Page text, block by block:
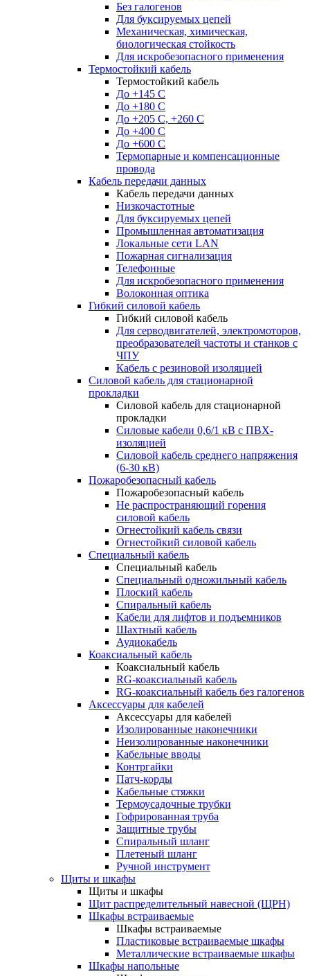
Без галогенов
Для буксируемых цепей
Механическая, химическая,
биологическая стойкость
Для искробезопасного применения
Термостойкий кабель
Термостойкий кабель
До +145 С
До +180 C
До +205 С, +260 С
До +400 C
До +600 С
Термопарные и компенсационные
провода
Кабель передачи данных
Кабель передачи данных
Низкочастотные
Для буксируемых цепей
Промышленная автоматизация
Локальные сети LAN
Пожарная сигнализация
Телефонные
Для искробезопасного применения
Волоконная оптика
Гибкий силовой кабель
Гибкий силовой кабель
Для серводвигателей, электромоторов,
преобразователей частоты и станков с
ЧПУ
Кабель с резиновой изоляцией
Силовой кабель для стационарной
прокладки
Силовой кабель для стационарной
прокладки
Силовые кабели 0,6/1 кВ с ПВХ-
изоляцией
Силовой кабель среднего напряжения
(6-30 кВ)
Пожаробезопасный кабель
Пожаробезопасный кабель
Не распространяющий горения
силовой кабель
Огнестойкий кабель связи
Огнестойкий силовой кабель
Специальный кабель
Специальный кабель
Специальный одножильный кабель
Плоский кабель
Спиральный кабель
Кабели для лифтов и подъемников
Шахтный кабель
Аудиокабель
Коаксиальный кабель
Коаксиальный кабель
RG-коаксиальный кабель
RG-коаксиальный кабель без галогенов
Аксессуары для кабелей
Аксессуары для кабелей
Изолированные наконечники
Неизолированные наконечники
Кабельные вводы
Контргайки
Патч-корды
Кабельные стяжки
Термоусадочные трубки
Гофрированная труба
Защитные трубы
Спиральный шланг
Плетеный шланг
Ручной инструмент
Щиты и шкафы
Щиты и шкафы
Щит распределительный навесной (ЩРН)
Шкафы встраиваемые
Шкафы встраиваемые
Пластиковые встраиваемые шкафы
Металлические встраиваемые шкафы
Шкафы напольные